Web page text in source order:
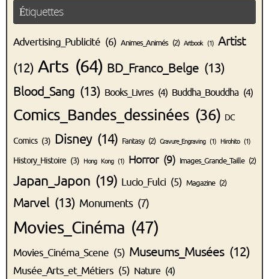
Étiquettes
Advertising_Publicité (6) Animes_Animés(2) Artbook(1) Artist
(12) Arts (64) BD_Franco_Belge (13)
Blood_Sang (13) Books_Livres(4) Buddha_Bouddha(4)
Comics_Bandes_dessinées (36) DC
Comics(3) Disney(14) Fantasy(2) Gravure_Engraving(1) Hirohito(1)
History_Histoire (3) Hong Kong(1) Horror(9) Images_Grande_Taille(2)
Japan_Japon (19) Lucio_Fulci (5) Magazine(2)
Marvel(13) Monuments(7)
Movies_Cinéma (47)
Movies_Cinéma_Scene (5) Museums_Musées(12)
Musée_Arts_et_Métiers (5) Nature (4)